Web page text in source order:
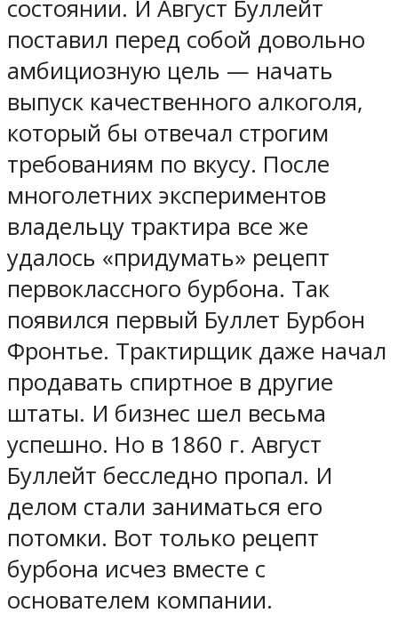
состоянии. И Август Буллейт
поставил перед собой довольно
амбициозную цель — начать
выпуск качественного алкоголя,
который бы отвечал строгим
требованиям по вкусу. После
многолетних экспериментов
владельцу трактира все же
удалось «придумать» рецепт
первоклассного бурбона. Так
появился первый Буллет Бурбон
Фронтье. Трактирщик даже начал
продавать спиртное в другие
штаты. И бизнес шел весьма
успешно. Но в 1860 г. Август
Буллейт бесследно пропал. И
делом стали заниматься его
потомки. Вот только рецепт
бурбона исчез вместе с
основателем компании.